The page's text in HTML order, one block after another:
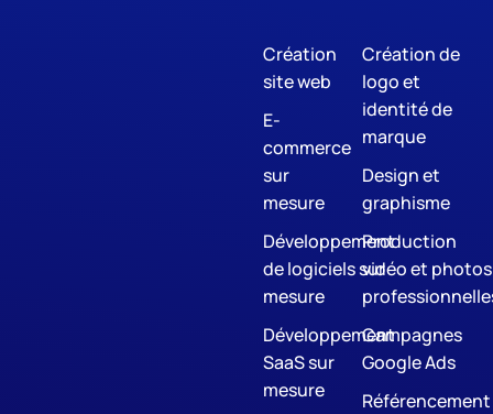
Création
site web
E-
commerce
sur
mesure
Développement
de logiciels sur
mesure
Développement
SaaS sur
mesure
Création de
logo et
identité de
marque
Design et
graphisme
Production
vidéo et photos
Campagnes
Google Ads
Référencement